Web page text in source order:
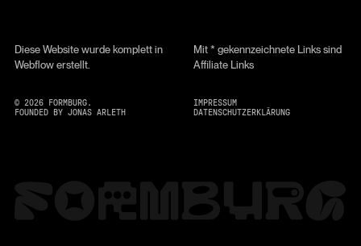
Diese Website wurde komplett in
Webflow erstellt.
Mit * gekennzeichnete Links sind
Affiliate Links
© 2026FORMBURG.
FOUNDED BY JONAS ARLETH
IMPRESSUM
DATENSCHUTZERKLÄRUNG